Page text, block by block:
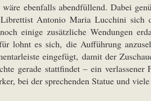
ebenfalls abendfüllend. Dabei
Antonio Maria Lucchini sich
einige zusätzliche Wendungen
lohnt es sich, die Aufführung
eingefügt, damit der
gerade stattfindet – ein verlassener
bei der sprechenden Statue und viele